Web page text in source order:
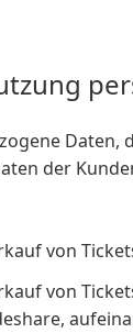
Daten,
der
von
von